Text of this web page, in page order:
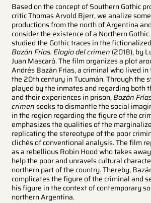
Based on the concept of Southern Gothic
critic Thomas Arvold Bjerr, we analize
productions from the north of Argentina
consider the existence of a Northern
studied the Gothic traces in the
Bazán Frías. Elogio del crimen (2018), by
Juan Mascaró. The film organizes a plot
Andrés Bazán Frías, a criminal who lived
the 20th century in Tucumán. Through the
played by the inmates and regarding both
and their experiences in prison,Bazán
crimenseeks to dismantle the social
in the region regarding the figure of the
emphasizes the qualities of the
replicating the stereotype of the poor
clichés of conventional analysis. The film
as a rebellious Robin Hood who takes
help the poor and unravels cultural
northern part of the country. Thereby,
complicates the figure of the criminal and
his figure in the context of contemporary
northern Argentina.